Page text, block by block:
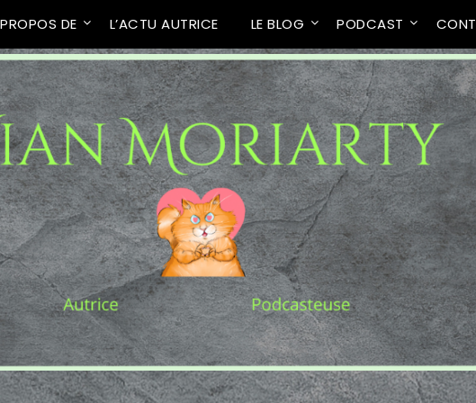
DE L’ACTU AUTRICE LE BLOG PODCAST